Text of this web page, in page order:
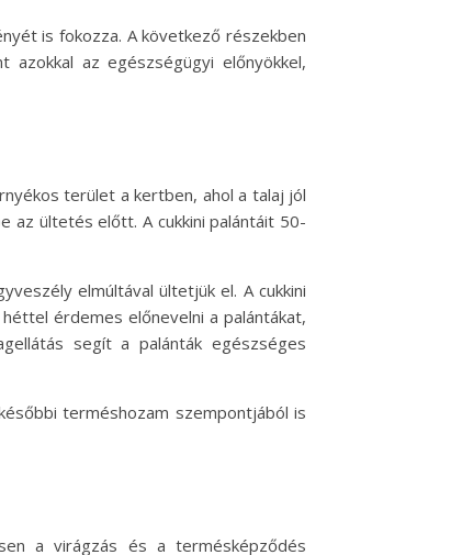
is fokozza. A következő részekben
azokkal az egészségügyi előnyökkel,
terület a kertben, ahol a talaj jól
az ültetés előtt. A cukkini palántáit 50-
elmúltával ültetjük el. A cukkini
érdemes előnevelni a palántákat,
segít a palánták egészséges
terméshozam szempontjából is
a virágzás és a termésképződés